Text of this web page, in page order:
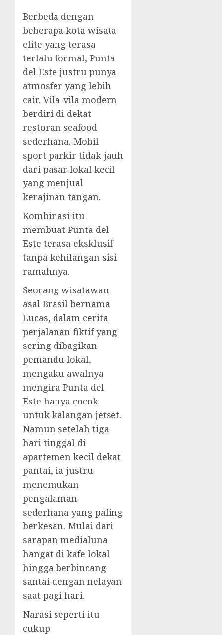
Berbeda dengan
beberapa kota wisata
elite yang terasa
terlalu formal, Punta
del Este justru punya
atmosfer yang lebih
cair. Vila-vila modern
berdiri di dekat
restoran seafood
sederhana. Mobil
sport parkir tidak jauh
dari pasar lokal kecil
yang menjual
kerajinan tangan.
Kombinasi itu
membuat Punta del
Este terasa eksklusif
tanpa kehilangan sisi
ramahnya.
Seorang wisatawan
asal Brasil bernama
Lucas, dalam cerita
perjalanan fiktif yang
sering dibagikan
pemandu lokal,
mengaku awalnya
mengira Punta del
Este hanya cocok
untuk kalangan jetset.
Namun setelah tiga
hari tinggal di
apartemen kecil dekat
pantai, ia justru
menemukan
pengalaman
sederhana yang paling
berkesan. Mulai dari
sarapan medialuna
hangat di kafe lokal
hingga berbincang
santai dengan nelayan
saat pagi hari.
Narasi seperti itu
cukup